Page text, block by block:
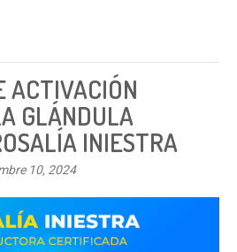
ACTIVACIÓN
GLÁNDULA
INIESTRA
10, 2024